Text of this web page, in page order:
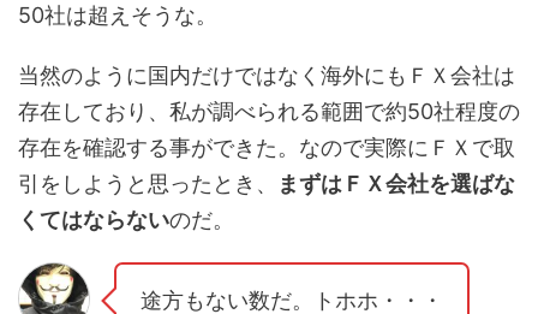
50社は超えそうな。
当然のように国内だけではなく海外にもＦＸ会社は
存在しており、私が調べられる範囲で約50社程度の
存在を確認する事ができた。なので実際にＦＸで取
引をしようと思ったとき、
まずはＦＸ会社を選ばな
くてはならないのだ。
途方もない数だ。トホホ・・・